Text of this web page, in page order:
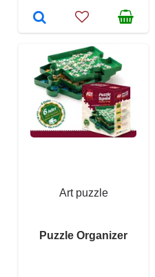
Art puzzle
Puzzle Organizer